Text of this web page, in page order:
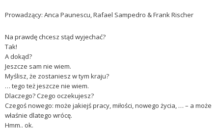
Prowadzący: Anca Paunescu, Rafael Sampedro & Frank Rischer
Na prawdę chcesz stąd wyjechać?
Tak!
A dokąd?
Jeszcze sam nie wiem.
Myślisz, że zostaniesz w tym kraju?
… tego też jeszcze nie wiem.
Dlaczego? Czego oczekujesz?
Czegoś nowego: może jakiejś pracy, miłości, nowego życia, … – a może
właśnie dlatego wrócę.
Hmm.. ok.